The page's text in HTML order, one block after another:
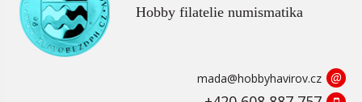
Hobby filatelie numismatika
mada@hobbyhavirov.cz @